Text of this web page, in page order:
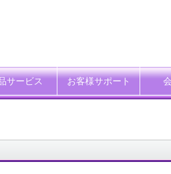
サービス お客様サポート